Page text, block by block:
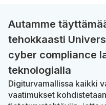
Autamme
tehokkaasti
cyber compliance
teknologialla
Digiturvamallissa kaikki
vaatimukset